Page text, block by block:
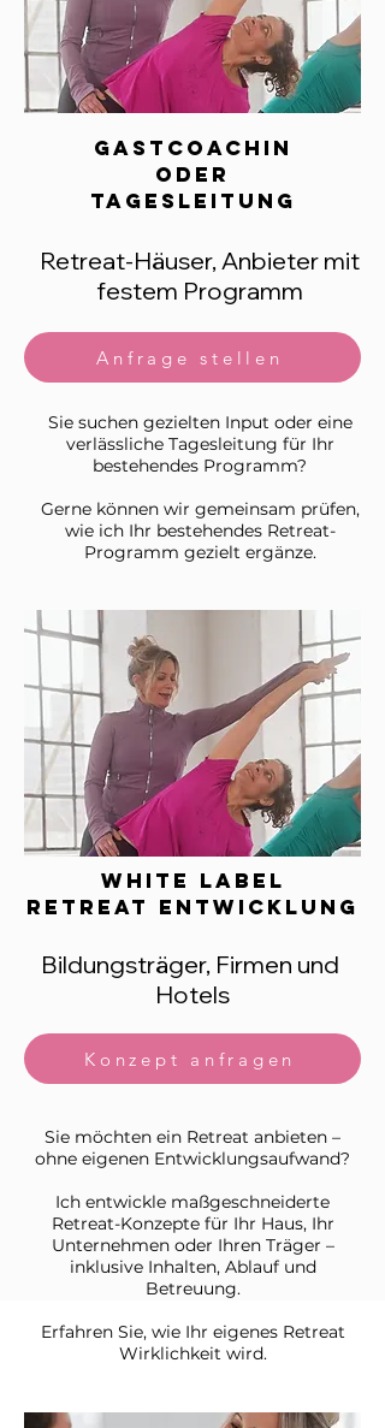
gastcoachin
oder
tagesleitung
Retreat-Häuser, Anbieter mit
festem Programm
Anfrage stellen
Sie suchen gezielten Input oder eine
verlässliche Tagesleitung für Ihr
bestehendes Programm?
Gerne können wir gemeinsam prüfen,
wie ich Ihr bestehendes Retreat-
Programm gezielt ergänze.
white label
retreat entwicklung
Bildungsträger, Firmen und
Hotels
Konzept anfragen
Sie möchten ein Retreat anbieten –
ohne eigenen Entwicklungsaufwand?
Ich entwickle maßgeschneiderte
Retreat-Konzepte für Ihr Haus, Ihr
Unternehmen oder Ihren Träger –
inklusive Inhalten, Ablauf und
Betreuung.
Erfahren Sie, wie Ihr eigenes Retreat
Wirklichkeit wird.